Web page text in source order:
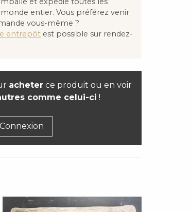
entier. Vous préférez venir
vous-même ?
entrepôtest possible sur rendez-
acheter ce produit ou en voir
comme celui-ci !
Connexion